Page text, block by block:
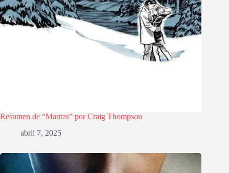
Resumen de “Mantas” por Craig Thompson
abril 7, 2025